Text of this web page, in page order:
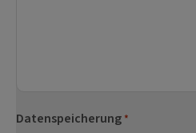
Datenspeicherung *